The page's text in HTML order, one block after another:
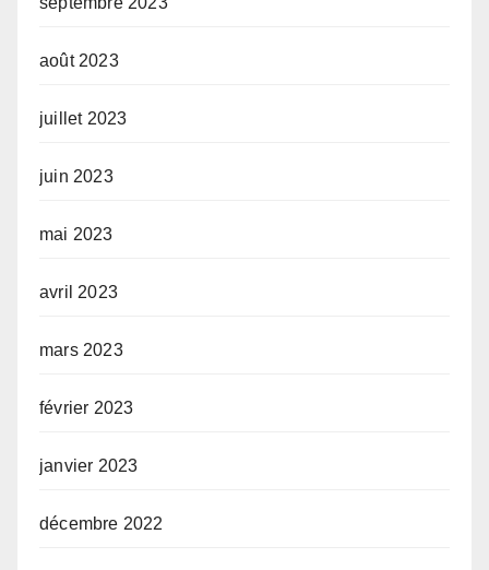
août 2023
juillet 2023
juin 2023
mai 2023
avril 2023
mars 2023
février 2023
janvier 2023
décembre 2022